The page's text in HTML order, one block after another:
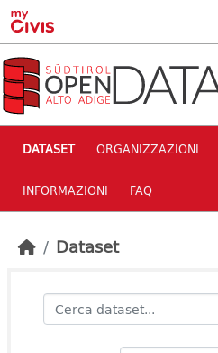
Skip to main content
DATASET ORGANIZZAZIONI
INFORMAZIONI FAQ
Dataset